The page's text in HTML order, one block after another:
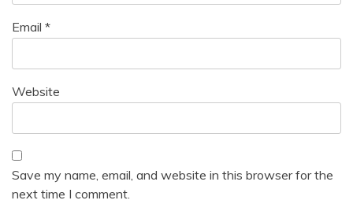
Email *
Website
Save my name, email, and website in this browser for the
next time I comment.